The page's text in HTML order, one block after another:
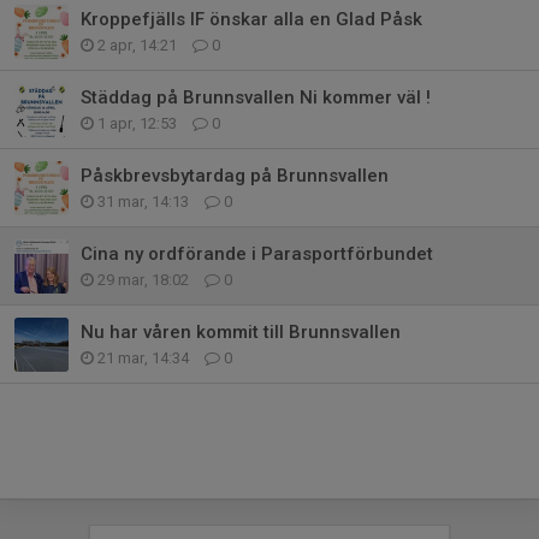
Kroppefjälls IF önskar alla en Glad Påsk
2 apr, 14:21 0
Städdag på Brunnsvallen Ni kommer väl !
1 apr, 12:53 0
Påskbrevsbytardag på Brunnsvallen
31 mar, 14:13 0
Cina ny ordförande i Parasportförbundet
29 mar, 18:02 0
Nu har våren kommit till Brunnsvallen
21 mar, 14:34 0